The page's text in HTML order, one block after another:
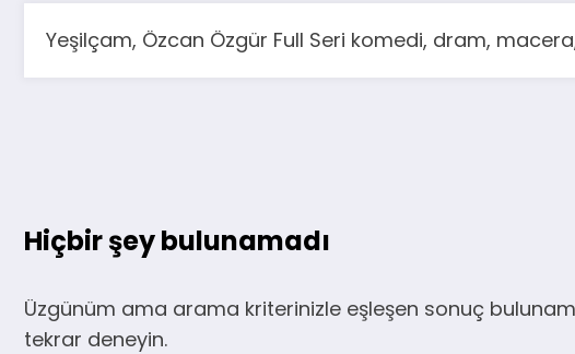
Yeşilçam, Özcan Özgür Full Seri komedi, dram,
Hiçbir şey bulunamadı
Üzgünüm ama arama kriterinizle eşleşen sonuç
tekrar deneyin.